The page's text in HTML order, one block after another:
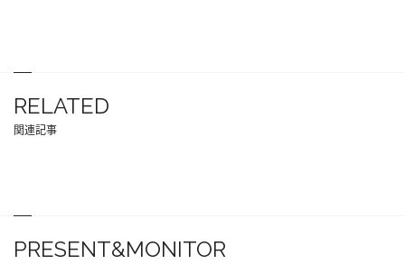
RELATED
関連記事
PRESENT&MONITOR